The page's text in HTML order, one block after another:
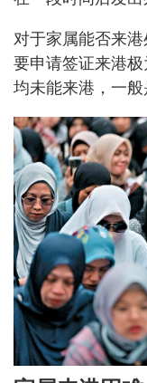
对于家属能否来
要申请签证来港
均未能来港，一般